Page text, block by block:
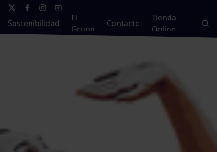
Sostenibilidad
El
Grupo
Contacto
Tienda
Online